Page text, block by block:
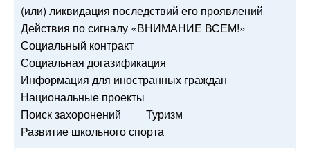
(или) ликвидация последствий его проявлений
Действия по сигналу «ВНИМАНИЕ ВСЕМ!»
Социальный контракт
Социальная догазификация
Информация для иностранных граждан
Национальные проекты
Поиск захоронений
Туризм
Развитие школьного спорта